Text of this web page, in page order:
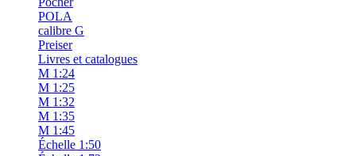
POLA
calibre G
Preiser
Livres et catalogues
M 1:24
M 1:25
M 1:32
M 1:35
M 1:45
Échelle 1:50